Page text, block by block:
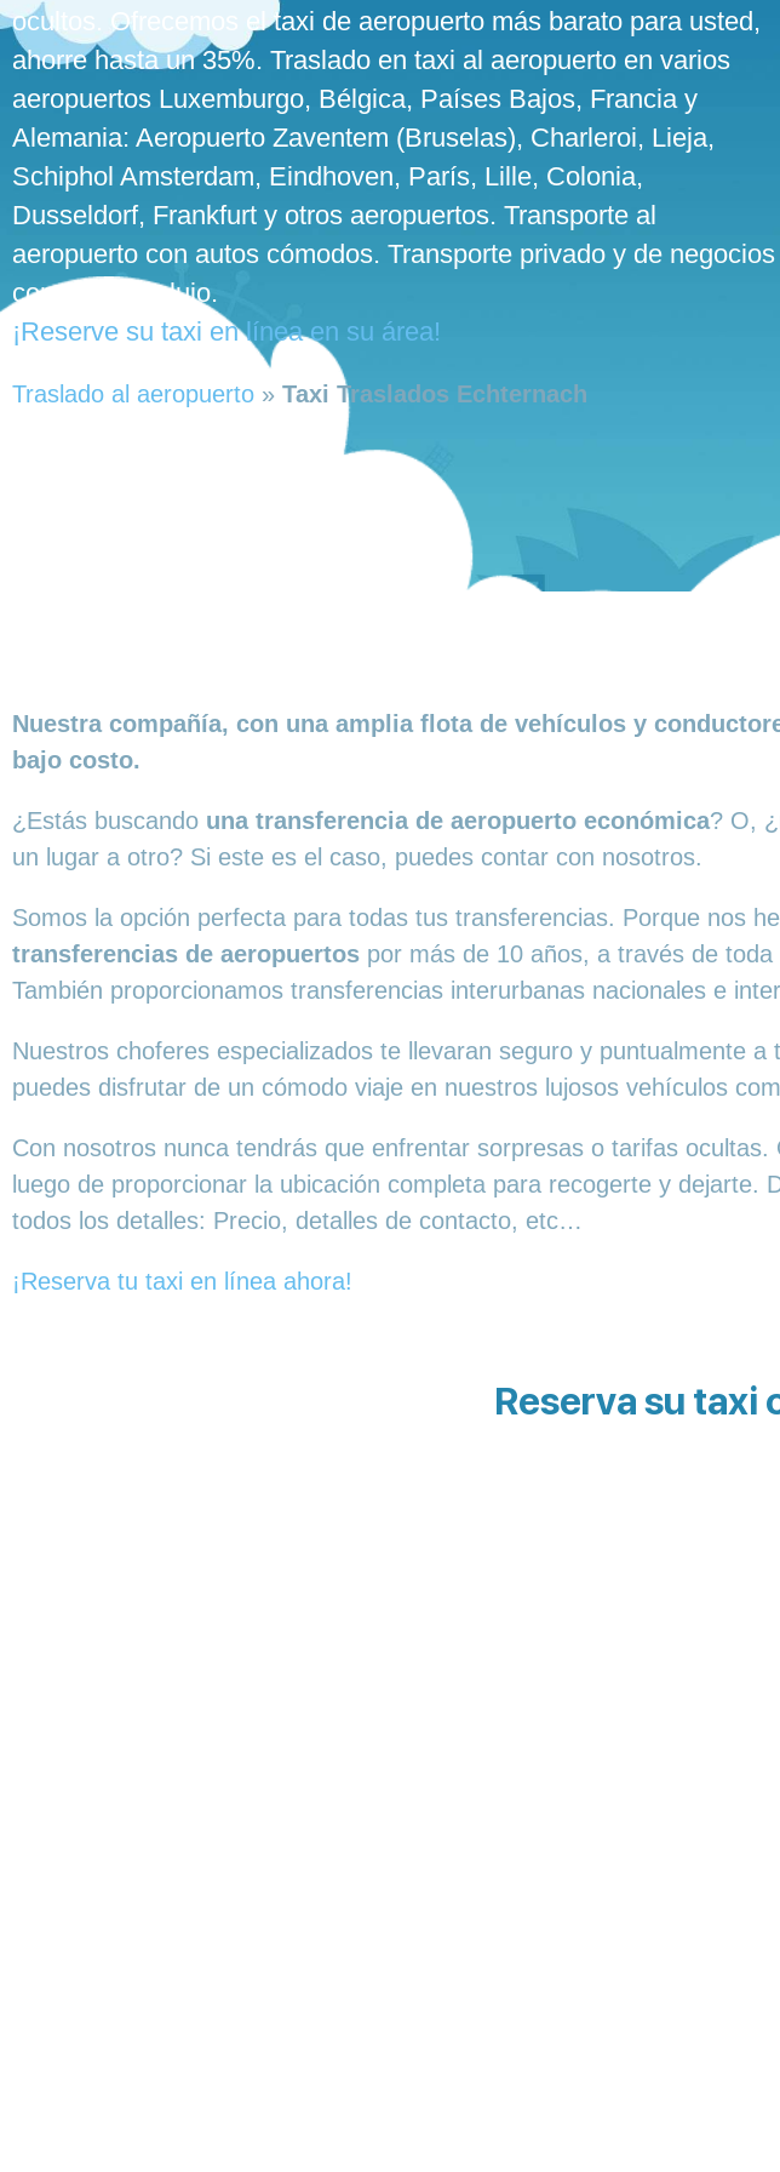
ocultos. Ofrecemos el taxi de aeropuerto más barato para usted,
ahorre hasta un 35%. Traslado en taxi al aeropuerto en varios
aeropuertos Luxemburgo, Bélgica, Países Bajos, Francia y
Alemania: Aeropuerto Zaventem (Bruselas), Charleroi, Lieja,
Schiphol Amsterdam, Eindhoven, París, Lille, Colonia,
Dusseldorf, Frankfurt y otros aeropuertos. Transporte al
aeropuerto con autos cómodos. Transporte privado y de negocios
con autos de lujo.
¡Reserve su taxi en línea en su área!
Traslado al aeropuerto » Taxi Traslados Echternach
Nuestra compañía, con una amplia flota de vehículos y
bajo costo.
¿Estás buscando una transferencia de aeropuerto económica? O,
un lugar a otro? Si este es el caso, puedes contar con nosotros.
Somos la opción perfecta para todas tus transferencias. Porque nos
transferencias de aeropuertos por más de 10 años, a través de
También proporcionamos transferencias interurbanas nacionales e
Nuestros choferes especializados te llevaran seguro y puntualmente
puedes disfrutar de un cómodo viaje en nuestros lujosos vehículos
Con nosotros nunca tendrás que enfrentar sorpresas o tarifas
luego de proporcionar la ubicación completa para recogerte y
todos los detalles: Precio, detalles de contacto, etc…
¡Reserva tu taxi en línea ahora!
Reserva su taxi